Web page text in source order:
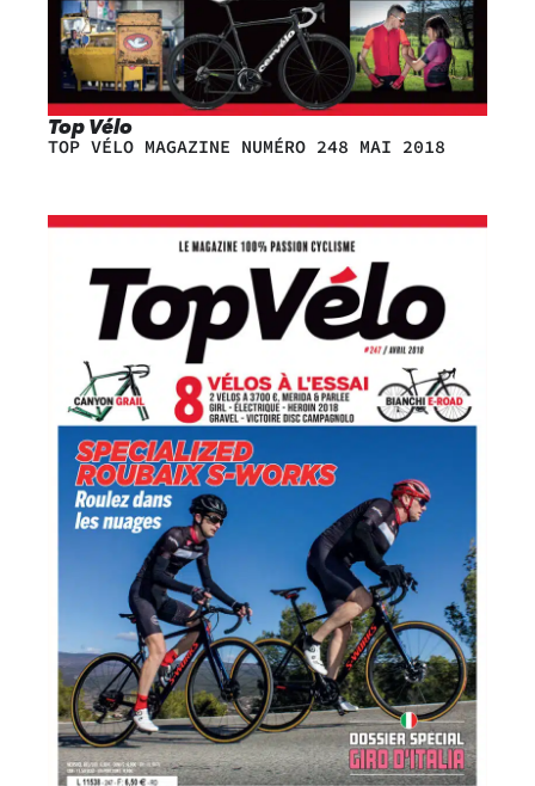
Top Vélo
TOP VÉLO MAGAZINE NUMÉRO 248 MAI 2018